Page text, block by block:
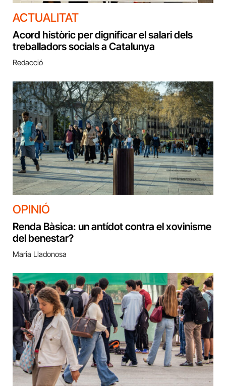
ACTUALITAT
Acord històric per dignificar el salari dels
treballadors socials a Catalunya
Redacció
OPINIÓ
Renda Bàsica: un antídot contra el xovinisme
del benestar?
Maria Lladonosa